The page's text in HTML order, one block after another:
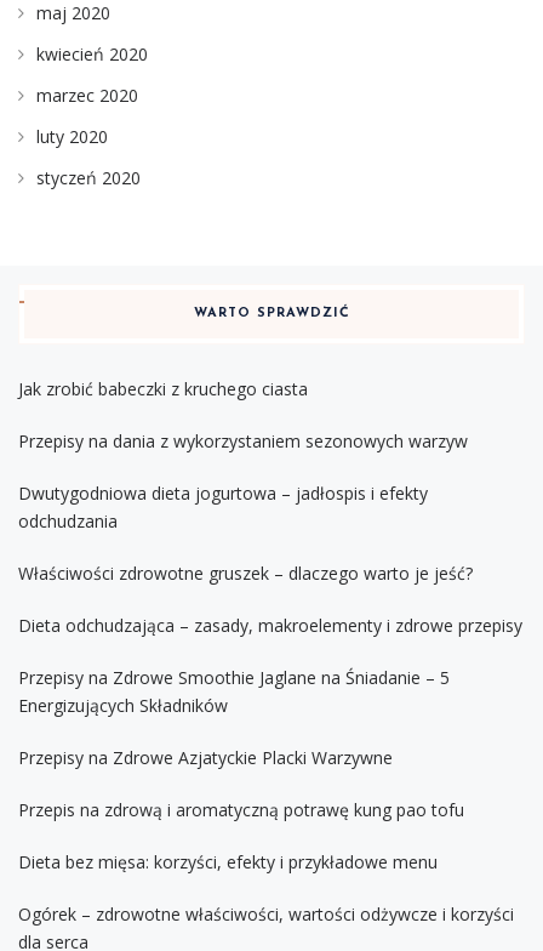
maj 2020
kwiecień 2020
marzec 2020
luty 2020
styczeń 2020
WARTO SPRAWDZIĆ
Jak zrobić babeczki z kruchego ciasta
Przepisy na dania z wykorzystaniem sezonowych warzyw
Dwutygodniowa dieta jogurtowa – jadłospis i efekty
odchudzania
Właściwości zdrowotne gruszek – dlaczego warto je jeść?
Dieta odchudzająca – zasady, makroelementy i zdrowe przepisy
Przepisy na Zdrowe Smoothie Jaglane na Śniadanie – 5
Energizujących Składników
Przepisy na Zdrowe Azjatyckie Placki Warzywne
Przepis na zdrową i aromatyczną potrawę kung pao tofu
Dieta bez mięsa: korzyści, efekty i przykładowe menu
Ogórek – zdrowotne właściwości, wartości odżywcze i korzyści
dla serca